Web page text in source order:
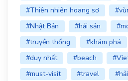
#Thiên nhiên hoang sơ
#Nhật Bản
#hải sản
#truyền thống
#khám phá
#duy nhất
#beach
#must-visit
#travel